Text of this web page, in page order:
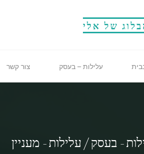
של אלי
עלילות – בעסק צור קשר
- בעסק|עלילות - מעניין